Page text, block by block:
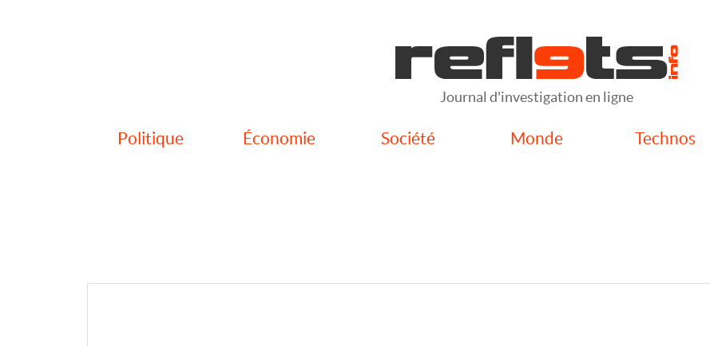
Journal d'investigation en ligne
Politique Économie Société Monde Technos